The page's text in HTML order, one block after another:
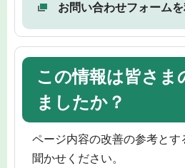
お問い合わせフォーム
この情報は皆さま
ましたか？
ページ内容の改善の参考とす
聞かせください。